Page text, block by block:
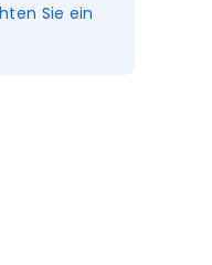
Sie ein